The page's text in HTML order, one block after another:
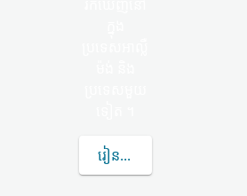
រៀន​បន្ថែម​ទៀត​អំពី